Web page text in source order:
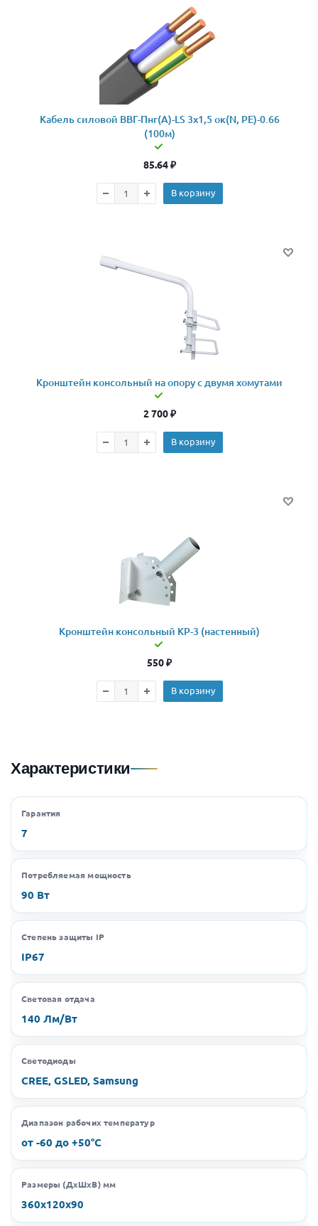
Кабель силовой ВВГ-Пнг(А)-LS 3x1,5 ок(N, PE)-0.66
(100м)
85.64₽
В корзину
Кронштейн консольный на опору с двумя хомутами
2 700₽
В корзину
Кронштейн консольный КР-3 (настенный)
550₽
В корзину
Характеристики
Гарантия
7
Потребляемая мощность
90 Вт
Степень защиты IP
IP67
Световая отдача
140 Лм/Вт
Светодиоды
CREE, GSLED, Samsung
Диапазон рабочих температур
от -60 до +50°C
Размеры (ДхШхВ) мм
360х120х90